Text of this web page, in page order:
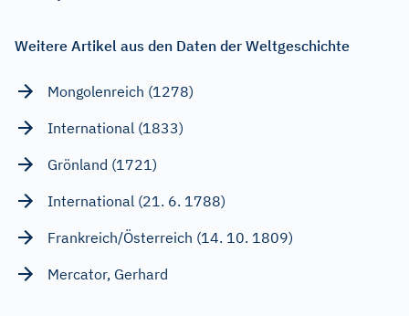
Weitere Artikel aus den Daten der Weltgeschichte
Mongolenreich (1278)
International (1833)
Grönland (1721)
International (21. 6. 1788)
Frankreich/Österreich (14. 10. 1809)
Mercator, Gerhard